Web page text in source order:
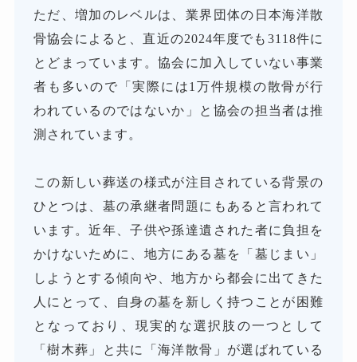
ただ、増加のレベルは、業界団体の日本海洋散
骨協会によると、直近の2024年度でも3118件に
とどまっています。協会に加入していない事業
者も多いので「実際には1万件規模の散骨が行
われているのではないか」と協会の担当者は推
測されています。
この新しい葬送の様式が注目されている背景の
ひとつは、墓の承継者問題にもあると言われて
います。近年、子供や孫達遺された者に負担を
かけないために、地方にある墓を「墓じまい」
しようとする傾向や、地方から都会に出てきた
人にとって、自身の墓を新しく持つことが困難
となっており、現実的な選択肢の一つとして
「樹木葬」と共に「海洋散骨」が選ばれている